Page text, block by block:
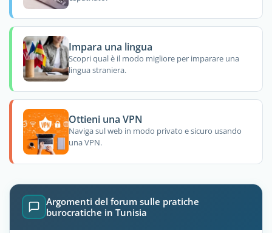
Impara una lingua
Scopri qual è il modo migliore per imparare una
lingua straniera.
Ottieni una VPN
Naviga sul web in modo privato e sicuro usando
una VPN.
Argomenti del forum sulle pratiche
burocratiche in Tunisia